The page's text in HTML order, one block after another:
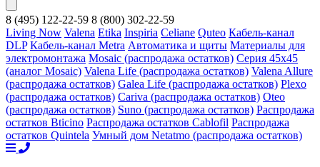
8 (495) 122-22-59 8 (800) 302-22-59
Living Now Valena Etika Inspiria Celiane Quteo Кабель-канал
DLP Кабель-канал Metra Автоматика и щиты Материалы для
электромонтажа Mosaic (распродажа остатков) Серия 45х45
(аналог Mosaic) Valena Life (распродажа остатков) Valena Allure
(распродажа остатков) Galea Life (распродажа остатков) Plexo
(распродажа остатков) Cariva (распродажа остатков) Oteo
(распродажа остатков) Suno (распродажа остатков) Распродажа
остатков Bticino Распродажа остатков Cablofil Распродажа
остатков Quintela Умный дом Netatmo (распродажа остатков)